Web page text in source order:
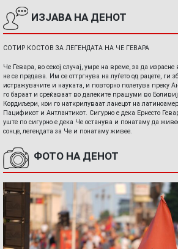
ИЗЈАВА НА ДЕНОТ
СОТИР КОСТОВ ЗА ЛЕГЕНДАТА НА ЧЕ ГЕВАРА
Че Гевара, во секој случај, умре на време, за да
не се предава. Им се оттргнува на луѓето од рацете, ги
истражувачите и науката, и повторно полетува преку
го бараат и среќаваат во далеките прашуми во
Кордиљери, кои го наткрилуваат ланецот на
Пацификот и Антлантикот. Сигурно е дека Ернесто
уште по сигурно е дека Че останува и понатаму да
сонце, легендата за Че и понатаму живее.
ФОТО НА ДЕНОТ